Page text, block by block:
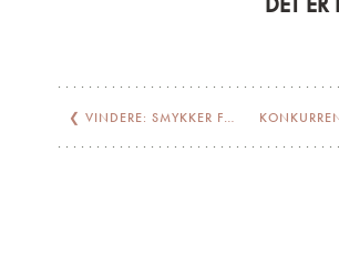
❮ VINDERE: SMYKKER FRA KINZ KANAAN